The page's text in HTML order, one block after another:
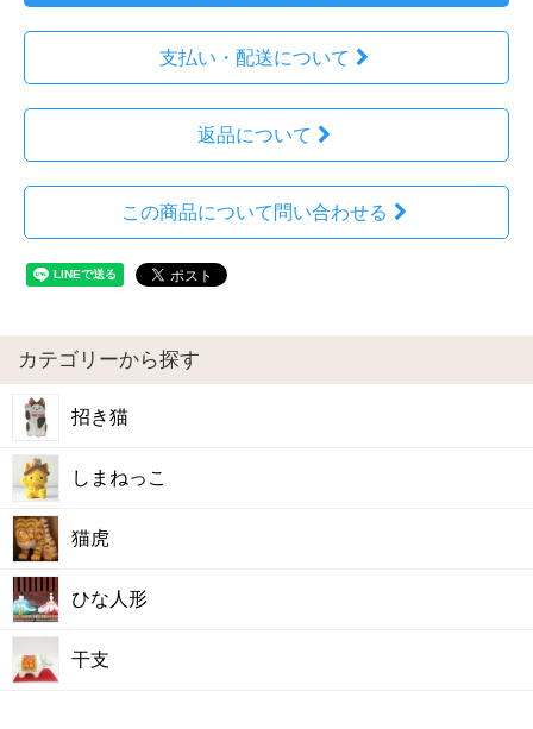
支払い・配送について
返品について
この商品について問い合わせる
カテゴリーから探す
招き猫
しまねっこ
猫虎
ひな人形
干支